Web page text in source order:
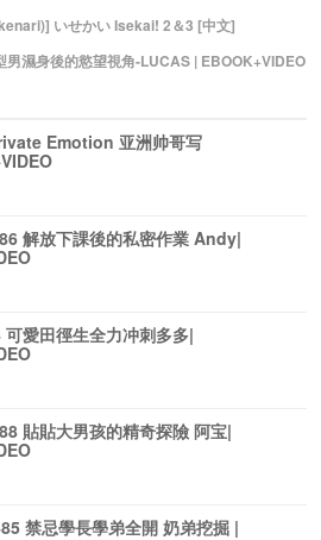
いせかい Isekai! 2＆3 [中文]
男濕身後的慾望視角-LUCAS | EBOOK+VIDEO
Emotion 亚洲帅哥写
解放下課後的私密作業 Andy|
愛田徑生全力冲刺多多|
貼貼大男孩的精奇探險 阿宝|
禁忌學長學弟全開 奶弟挖掘 |